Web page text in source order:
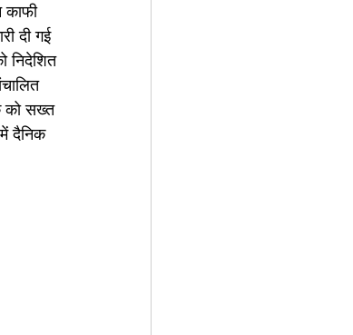
काफी
दी गई
निदेशित
को सख्त
दैनिक